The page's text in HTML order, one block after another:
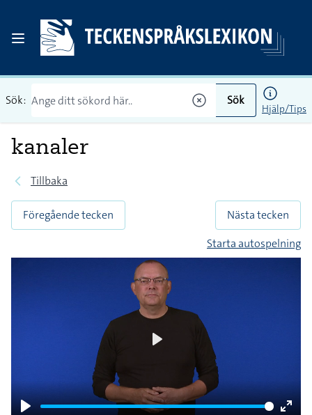
Sök: Sök
Hjälp/Tips
kanaler
Tillbaka
Föregående tecken
Nästa tecken
Starta autospelning